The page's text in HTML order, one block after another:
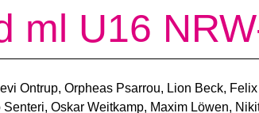
ml U16